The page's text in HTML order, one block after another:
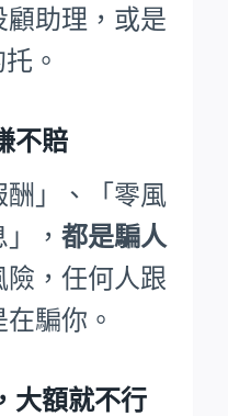
助理，或是
。
不賠
酬」、「零風
， 都是騙人
險，任何人跟
騙你。
大額就不行